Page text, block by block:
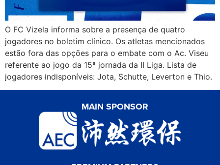
O FC Vizela informa sobre a presença de quatro
jogadores no boletim clínico. Os atletas mencionados
estão fora das opções para o embate com o Ac. Viseu
referente ao jogo da 15ª jornada da II Liga. Lista de
jogadores indisponíveis: Jota, Schutte, Leverton e Thio.
MAIN SPONSOR